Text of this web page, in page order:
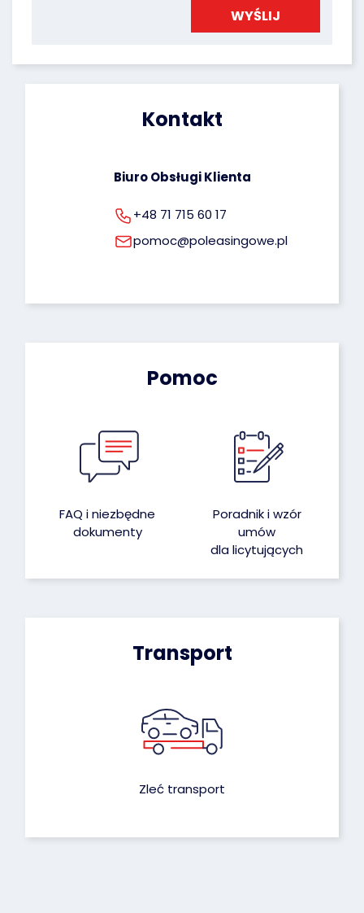
Administratorem Twoich danych osobowych jest
rodo@poleasingowe.pl
Kontakt
Biuro Obsługi Klienta
+48 71 715 60 17
pomoc@poleasingowe.pl
Pomoc
FAQ i niezbędne
dokumenty
Poradnik i wzór
umów
dla licytujących
Transport
Zleć transport